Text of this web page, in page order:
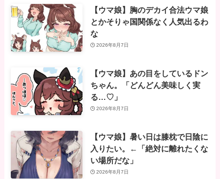
【ウマ娘】胸のデカイ合法ウマ娘
とかそりゃ国関係なく人気出るわ
な
2026年8月7日
【ウマ娘】あの目をしているドン
ちゃん。「どんどん美味しく実
る…♡」
2026年8月7日
【ウマ娘】暑い日は膝枕で日陰に
入りたい。←「絶対に離れたくな
い場所だな」
2026年8月7日